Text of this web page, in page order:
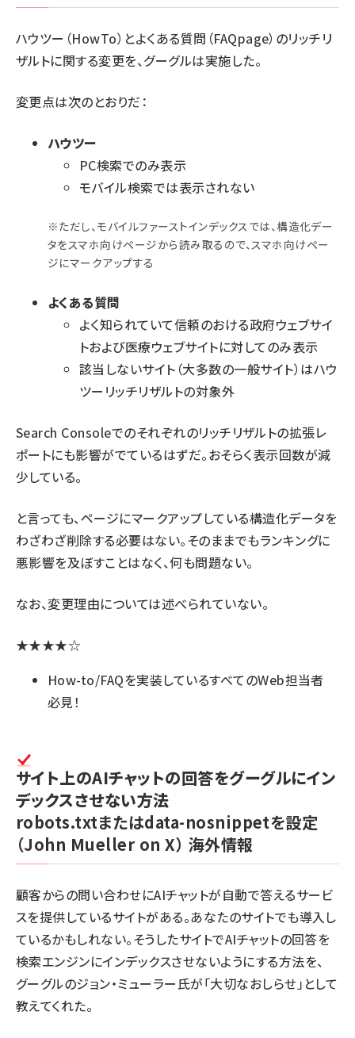
ハウツー（HowTo）とよくある質問（FAQpage）のリッチリ
ザルトに関する変更を、グーグルは実施した。
変更点は次のとおりだ：
ハウツー
PC検索でのみ表示
モバイル検索では表示されない
※ただし、モバイルファーストインデックスでは、構造化デー
タをスマホ向けページから読み取るので、スマホ向けペー
ジにマークアップする
よくある質問
よく知られていて信頼のおける政府ウェブサイ
トおよび医療ウェブサイトに対してのみ表示
該当しないサイト（大多数の一般サイト）はハウ
ツーリッチリザルトの対象外
Search Consoleでのそれぞれのリッチリザルトの拡張レ
ポートにも影響がでているはずだ。おそらく表示回数が減
少している。
と言っても、ページにマークアップしている構造化データを
わざわざ削除する必要はない。そのままでもランキングに
悪影響を及ぼすことはなく、何も問題ない。
なお、変更理由については述べられていない。
★★★★☆
How-to/FAQを実装しているすべてのWeb担当者
必見！
サイト上のAIチャットの回答をグーグルにイン
デックスさせない方法
robots.txtまたはdata-nosnippetを設定
（John Mueller on X） 海外情報
顧客からの問い合わせにAIチャットが自動で答えるサービ
スを提供しているサイトがある。あなたのサイトでも導入し
ているかもしれない。そうしたサイトでAIチャットの回答を
検索エンジンにインデックスさせないようにする方法を、
グーグルのジョン・ミューラー氏が「大切なおしらせ」として
教えてくれた。